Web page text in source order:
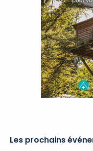
Les prochains